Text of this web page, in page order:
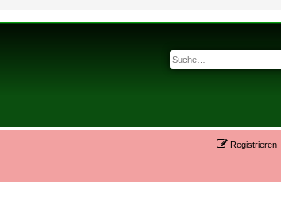
Registrieren